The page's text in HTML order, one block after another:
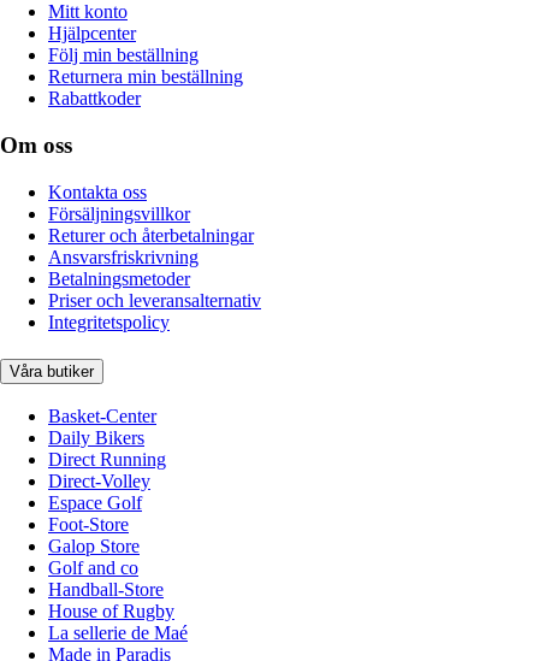
Mitt konto
Hjälpcenter
Följ min beställning
Returnera min beställning
Rabattkoder
Om oss
Kontakta oss
Försäljningsvillkor
Returer och återbetalningar
Ansvarsfriskrivning
Betalningsmetoder
Priser och leveransalternativ
Integritetspolicy
Våra butiker
Basket-Center
Daily Bikers
Direct Running
Direct-Volley
Espace Golf
Foot-Store
Galop Store
Golf and co
Handball-Store
House of Rugby
La sellerie de Maé
Made in Paradis